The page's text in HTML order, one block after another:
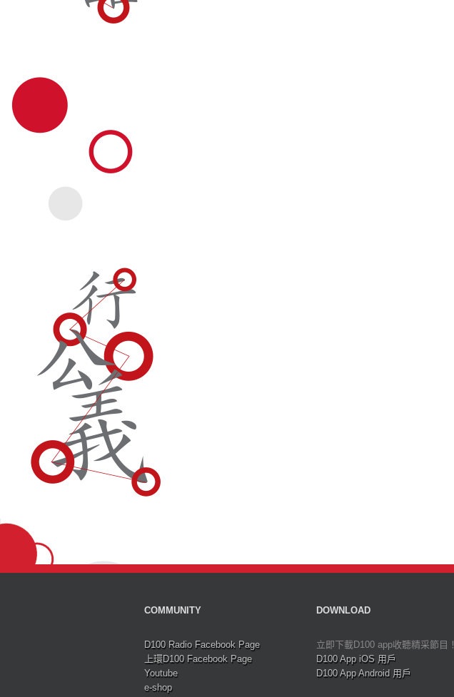
COMMUNITY
D100 Radio Facebook Page
上環D100 Facebook Page
Youtube
e-shop
DOWNLOAD
立即下載D100 app收聽精采節目！
D100 App iOS 用戶
D100 App Android 用戶